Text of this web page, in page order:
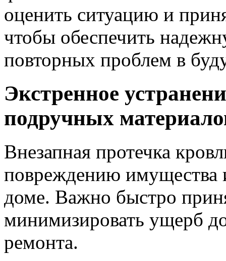
оценить ситуацию и
чтобы обеспечить
повторных проблем в
Экстренное
подручных
Внезапная протечка
повреждению имущества
доме. Важно быстро
минимизировать ущерб
ремонта.